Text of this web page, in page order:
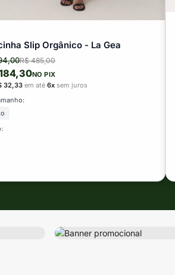
Slip Orgânico - La Gea
R$ 485,00
NO PIX
32,33 em até 6x sem juros